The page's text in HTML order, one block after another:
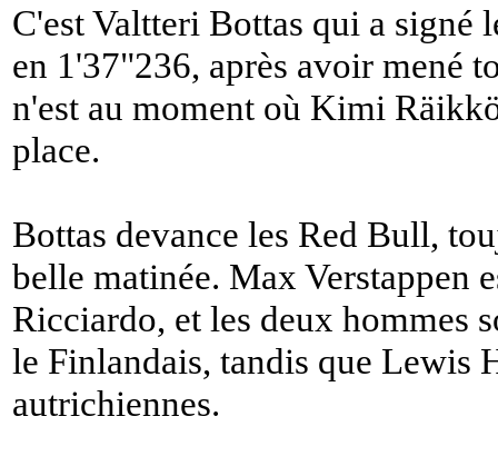
C'est Valtteri Bottas qui a signé
en 1'37"236, après avoir mené
n'est au moment où Kimi
place.
Bottas devance les Red Bull,
belle matinée. Max Verstappen
Ricciardo, et les deux hommes
le Finlandais, tandis que Lewis
autrichiennes.